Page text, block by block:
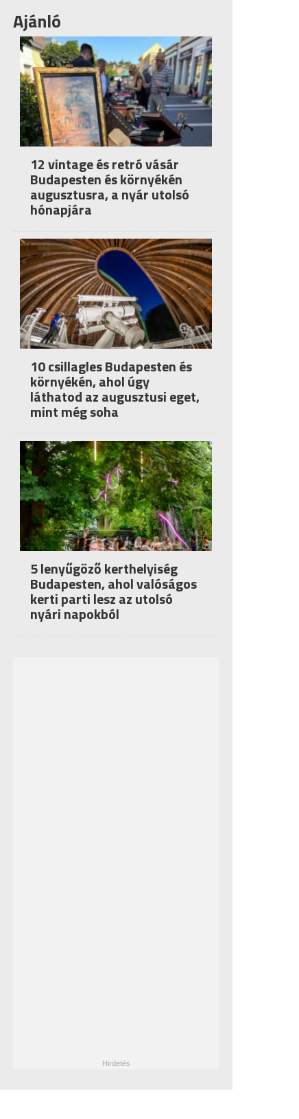
Ajánló
12 vintage és retró vásár
Budapesten és környékén
augusztusra, a nyár utolsó
hónapjára
10 csillagles Budapesten és
környékén, ahol úgy
láthatod az augusztusi eget,
mint még soha
5 lenyűgöző kerthelyiség
Budapesten, ahol valóságos
kerti parti lesz az utolsó
nyári napokból